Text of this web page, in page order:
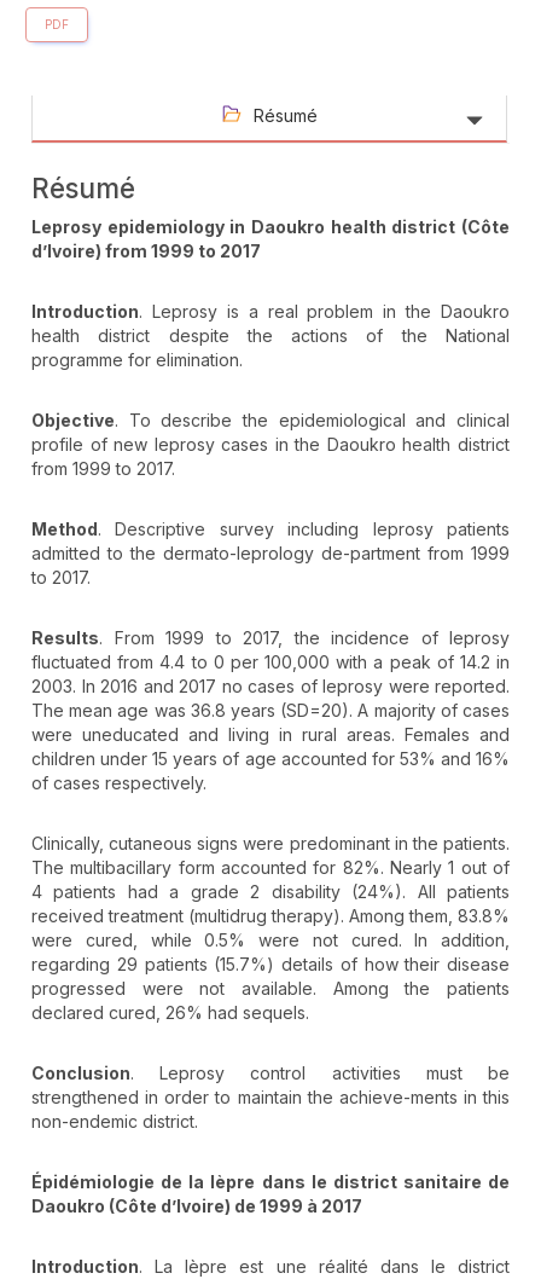
PDF
Résumé
Résumé
Leprosy epidemiology in Daoukro health district (Côte
d’Ivoire) from 1999 to 2017
Introduction. Leprosy is a real problem in the Daoukro
health district despite the actions of the National
programme for elimination.
Objective. To describe the epidemiological and clinical
profile of new leprosy cases in the Daoukro health district
from 1999 to 2017.
Method. Descriptive survey including leprosy patients
admitted to the dermato-leprology de-partment from 1999
to 2017.
Results. From 1999 to 2017, the incidence of leprosy
fluctuated from 4.4 to 0 per 100,000 with a peak of 14.2 in
2003. In 2016 and 2017 no cases of leprosy were reported.
The mean age was 36.8 years (SD=20). A majority of cases
were uneducated and living in rural areas. Females and
children under 15 years of age accounted for 53% and 16%
of cases respectively.
Clinically, cutaneous signs were predominant in the patients.
The multibacillary form accounted for 82%. Nearly 1 out of
4 patients had a grade 2 disability (24%). All patients
received treatment (multidrug therapy). Among them, 83.8%
were cured, while 0.5% were not cured. In addition,
regarding 29 patients (15.7%) details of how their disease
progressed were not available. Among the patients
declared cured, 26% had sequels.
Conclusion. Leprosy control activities must be
strengthened in order to maintain the achieve-ments in this
non-endemic district.
Épidémiologie de la lèpre dans le district sanitaire de
Daoukro (Côte d’Ivoire) de 1999 à 2017
Introduction. La lèpre est une réalité dans le district